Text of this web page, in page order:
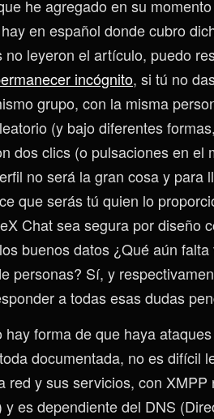
he agregado en su
en español donde cubro
leyeron el artículo, puedo
incógnito, si tú no
grupo, con la misma
(y bajo diferentes
dos clics (o pulsaciones en el
no será la gran cosa y
que serás tú quien lo
Chat sea segura por diseño
buenos datos ¿Qué aún
personas? Sí, y
a todas esas dudas
hay forma de que haya
documentada, no es difícil
red y sus servicios, con
y es dependiente del DNS